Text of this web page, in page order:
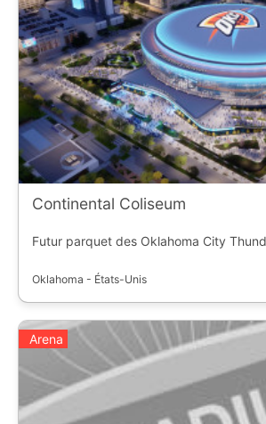
Continental Coliseum
Futur parquet des Oklahoma City
Oklahoma - États-Unis
Arena